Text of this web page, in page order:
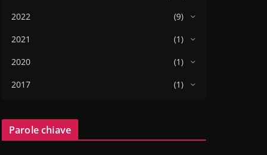
2022
(9)
2021
(1)
2020
(1)
2017
(1)
Parole chiave